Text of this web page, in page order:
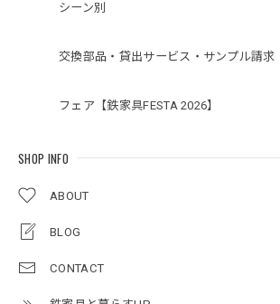
シーン別
交換部品・貸出サービス・サンプル請求
フェア【鉄家具FESTA 2026】
SHOP INFO
ABOUT
BLOG
CONTACT